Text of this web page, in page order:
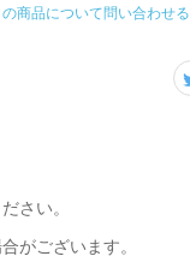
の商品について問い合わせる
さい。
がございます。